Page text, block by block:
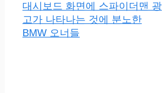
대시보드 화면에 스파이더맨 광
고가 나타나는 것에 분노한
BMW 오너들